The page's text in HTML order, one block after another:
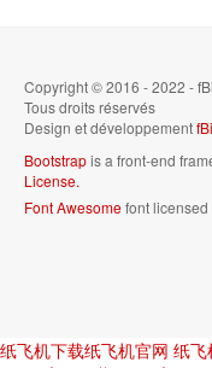
Copyright © 2016 - 2022 -
Tous droits réservés
Design et développement
Bootstrapis a front-end
License.
Font Awesomefont
纸飞机下载纸飞机官网 纸飞